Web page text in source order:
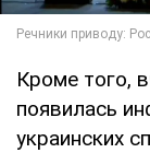
Кроме того,
появилась
украинских